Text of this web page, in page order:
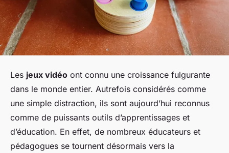
Les jeux vidéo ont connu une croissance fulgurante
dans le monde entier. Autrefois considérés comme
une simple distraction, ils sont aujourd’hui reconnus
comme de puissants outils d’apprentissages et
d’éducation. En effet, de nombreux éducateurs et
pédagogues se tournent désormais vers la